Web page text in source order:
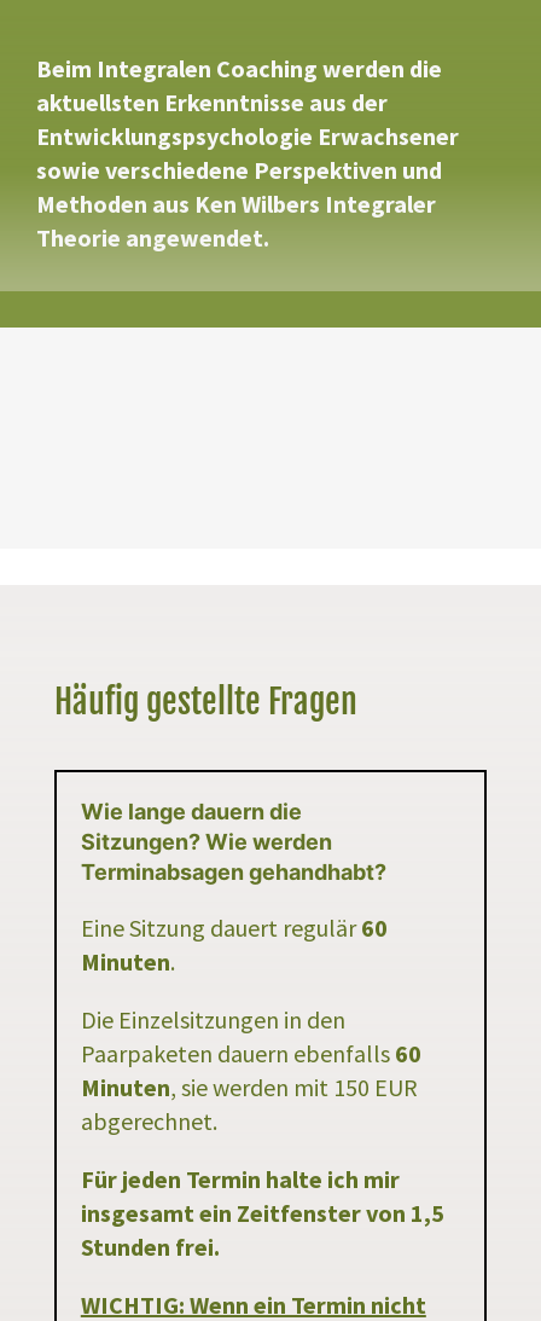
Beim Integralen Coaching werden die
aktuellsten Erkenntnisse aus der
Entwicklungspsychologie Erwachsener
sowie verschiedene Perspektiven und
Methoden aus Ken Wilbers Integraler
Theorie angewendet.
Häufig gestellte Fragen
Wie lange dauern die
Sitzungen? Wie werden
Terminabsagen gehandhabt?
Eine Sitzung dauert regulär60
Minuten.
Die Einzelsitzungen in den
Paarpaketen dauern ebenfalls 60
Minuten, sie werden mit 150 EUR
abgerechnet.
Für jeden Termin halte ich mir
insgesamt ein Zeitfenster von 1,5
Stunden frei.
WICHTIG: Wenn ein Termin nicht